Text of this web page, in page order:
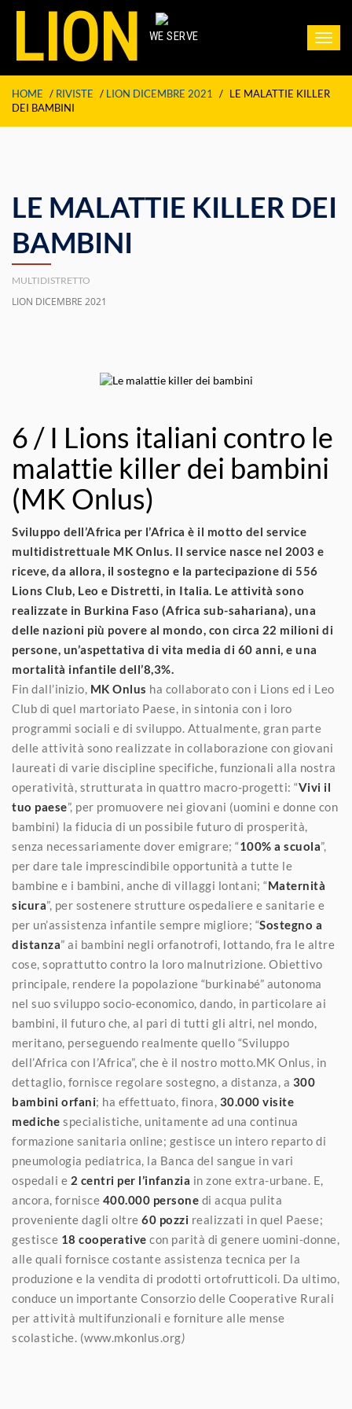
LION WE SERVE
HOME / RIVISTE / LION DICEMBRE 2021 / LE MALATTIE KILLER
DEI BAMBINI
LE MALATTIE KILLER DEI
BAMBINI
MULTIDISTRETTO
LION DICEMBRE 2021
6 / I Lions italiani contro le
malattie killer dei bambini
(MK Onlus)
Sviluppo dell’Africa per l’Africa è il motto del service
multidistrettuale MK Onlus. Il service nasce nel 2003 e
riceve, da allora, il sostegno e la partecipazione di 556
Lions Club, Leo e Distretti, in Italia. Le attività sono
realizzate in Burkina Faso (Africa sub-sahariana), una
delle nazioni più povere al mondo, con circa 22 milioni di
persone, un’aspettativa di vita media di 60 anni, e una
mortalità infantile dell’8,3%.
Fin dall’inizio, MK Onlus ha collaborato con i Lions ed i Leo
Club di quel martoriato Paese, in sintonia con i loro
programmi sociali e di sviluppo. Attualmente, gran parte
delle attività sono realizzate in collaborazione con giovani
laureati di varie discipline specifiche, funzionali alla nostra
operatività, strutturata in quattro macro-progetti: “Vivi il
tuo paese”, per promuovere nei giovani (uomini e donne con
bambini) la fiducia di un possibile futuro di prosperità,
senza necessariamente dover emigrare; “100% a scuola”,
per dare tale imprescindibile opportunità a tutte le
bambine e i bambini, anche di villaggi lontani; “Maternità
sicura”, per sostenere strutture ospedaliere e sanitarie e
per un’assistenza infantile sempre migliore; “Sostegno a
distanza” ai bambini negli orfanotrofi, lottando, fra le altre
cose, soprattutto contro la loro malnutrizione. Obiettivo
principale, rendere la popolazione “burkinabé” autonoma
nel suo sviluppo socio-economico, dando, in particolare ai
bambini, il futuro che, al pari di tutti gli altri, nel mondo,
meritano, perseguendo realmente quello “Sviluppo
dell’Africa con l’Africa”, che è il nostro motto.MK Onlus, in
dettaglio, fornisce regolare sostegno, a distanza, a 300
bambini orfani; ha effettuato, finora, 30.000 visite
mediche specialistiche, unitamente ad una continua
formazione sanitaria online; gestisce un intero reparto di
pneumologia pediatrica, la Banca del sangue in vari
ospedali e 2 centri per l’infanzia in zone extra-urbane. E,
ancora, fornisce 400.000 persone di acqua pulita
proveniente dagli oltre 60 pozzi realizzati in quel Paese;
gestisce 18 cooperative con parità di genere uomini-donne,
alle quali fornisce costante assistenza tecnica per la
produzione e la vendita di prodotti ortofrutticoli. Da ultimo,
conduce un importante Consorzio delle Cooperative Rurali
per attività multifunzionali e forniture alle mense
scolastiche. (www.mkonlus.org)